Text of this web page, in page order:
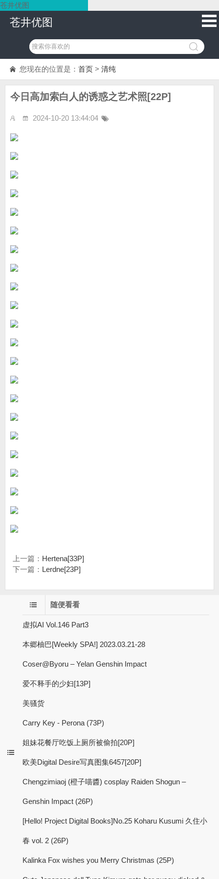
苍井优图
苍井优图
您现在的位置是： 首页 > 清纯
今日高加索白人的诱惑之艺术照[22P]
2024-10-20 13:44:04
上一篇： Hertena[33P]
下一篇： Lerdne[23P]
随便看看
虚拟AI Vol.146 Part3
本郷柚巴[Weekly SPA!] 2023.03.21-28
Coser@Byoru – Yelan Genshin Impact
爱不释手的少妇[13P]
美骚货
Carry Key - Perona (73P)
姐妹花餐厅吃饭上厕所被偷拍[20P]
欧美Digital Desire写真图集6457[20P]
Chengzimiaoj (橙子喵醬) cosplay Raiden Shogun –
Genshin Impact (26P)
[Hello! Project Digital Books]No.25 Koharu Kusumi 久住小
春 vol. 2 (26P)
Kalinka Fox wishes you Merry Christmas (25P)